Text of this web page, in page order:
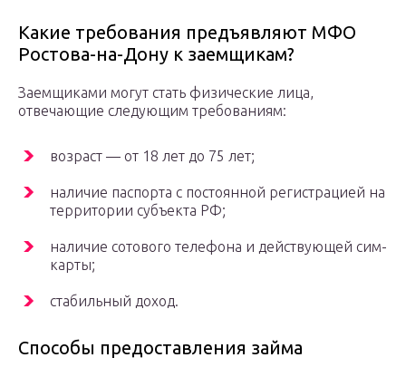
Какие требования предъявляют МФО
Ростова-на-Дону к заемщикам?
Заемщиками могут стать физические лица,
отвечающие следующим требованиям:
возраст — от 18 лет до 75 лет;
наличие паспорта с постоянной регистрацией на
территории субъекта РФ;
наличие сотового телефона и действующей сим-
карты;
стабильный доход.
Способы предоставления займа